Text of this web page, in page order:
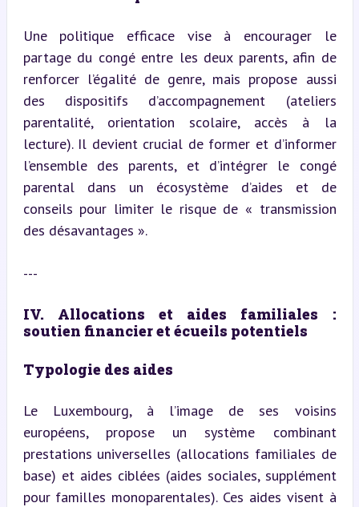
Une politique efficace vise à encourager le
partage du congé entre les deux parents, afin de
renforcer l’égalité de genre, mais propose aussi
des dispositifs d’accompagnement (ateliers
parentalité, orientation scolaire, accès à la
lecture). Il devient crucial de former et d’informer
l’ensemble des parents, et d’intégrer le congé
parental dans un écosystème d’aides et de
conseils pour limiter le risque de « transmission
des désavantages ».
---
IV. Allocations et aides familiales :
soutien financier et écueils potentiels
Typologie des aides
Le Luxembourg, à l’image de ses voisins
européens, propose un système combinant
prestations universelles (allocations familiales de
base) et aides ciblées (aides sociales, supplément
pour familles monoparentales). Ces aides visent à